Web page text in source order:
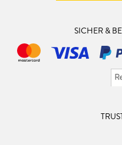
SICHER &